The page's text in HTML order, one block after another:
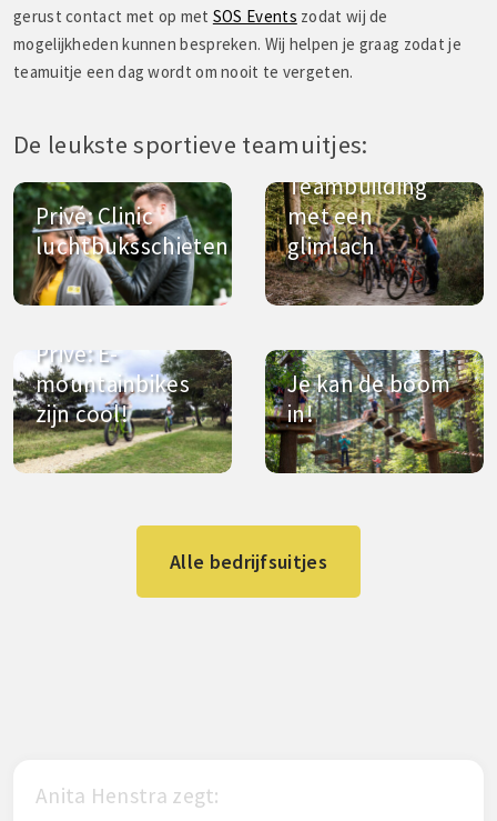
gerust contact met op met SOS Events zodat wij de
mogelijkheden kunnen bespreken. Wij helpen je graag zodat je
teamuitje een dag wordt om nooit te vergeten.
De leukste sportieve teamuitjes:
Privé: Clinic
luchtbuksschieten
Teambuilding
met een
glimlach
Privé: E-
mountainbikes
zijn cool!
Je kan de boom
in!
Alle bedrijfsuitjes